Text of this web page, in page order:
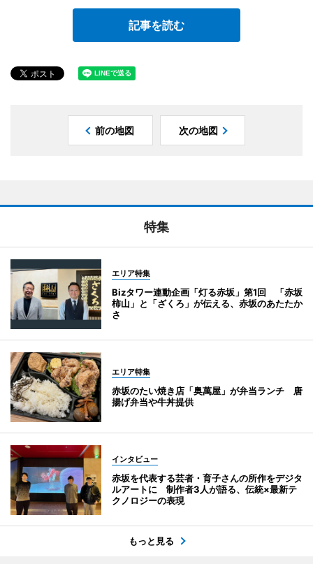
記事を読む
前の地図 次の地図
特集
エリア特集
Bizタワー連動企画「灯る赤坂」第1回 「赤坂
柿山」と「ざくろ」が伝える、赤坂のあたたか
さ
エリア特集
赤坂のたい焼き店「奥萬屋」が弁当ランチ 唐
揚げ弁当や牛丼提供
インタビュー
赤坂を代表する芸者・育子さんの所作をデジタ
ルアートに 制作者3人が語る、伝統×最新テ
クノロジーの表現
もっと見る